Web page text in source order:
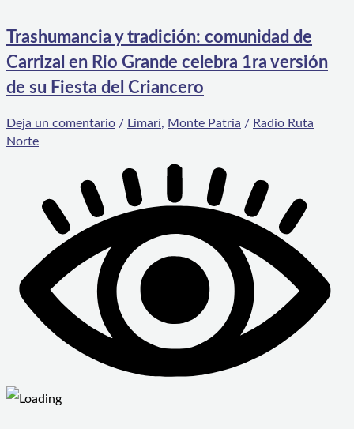
Trashumancia y tradición: comunidad de
Carrizal en Rio Grande celebra 1ra versión
de su Fiesta del Criancero
Deja un comentario / Limarí, Monte Patria / Radio Ruta
Norte